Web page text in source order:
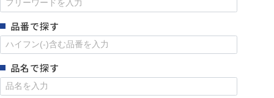
品番で探す
品名で探す